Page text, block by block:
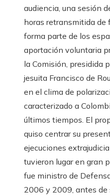
audiencia, una sesión
horas retransmitida de
forma parte de los
aportación voluntaria
la Comisión, presidida
jesuita Francisco de
en el clima de
caracterizado a
últimos tiempos. El
quiso centrar su
ejecuciones
tuvieron lugar en gran
fue ministro de
2006 y 2009, antes de